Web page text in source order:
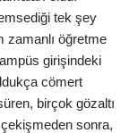
tek şey
zamanlı öğretme
girişindeki
cömert
birçok gözaltı
çekişmeden sonra,